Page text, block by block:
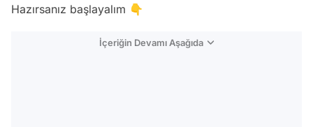
Hazırsanız başlayalım 👇
İçeriğin Devamı Aşağıda